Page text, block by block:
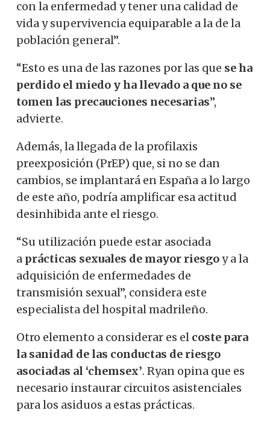
con la enfermedad y tener una calidad de
vida y supervivencia equiparable a la de la
población general”.
“Esto es una de las razones por las que se ha
perdido el miedo y ha llevado a que no se
tomen las precauciones necesarias”,
advierte.
Además, la llegada de la profilaxis
preexposición (PrEP) que, si no se dan
cambios, se implantará en España a lo largo
de este año, podría amplificar esa actitud
desinhibida ante el riesgo.
“Su utilización puede estar asociada
a prácticas sexuales de mayor riesgoy a la
adquisición de enfermedades de
transmisión sexual”, considera este
especialista del hospital madrileño.
Otro elemento a considerar es el coste para
la sanidad de las conductas de riesgo
asociadas al ‘chemsex’. Ryan opina que es
necesario instaurar circuitos asistenciales
para los asiduos a estas prácticas.